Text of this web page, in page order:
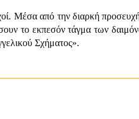
Μέσα από την διαρκή
το εκπεσόν τάγμα των
Σχήματος».